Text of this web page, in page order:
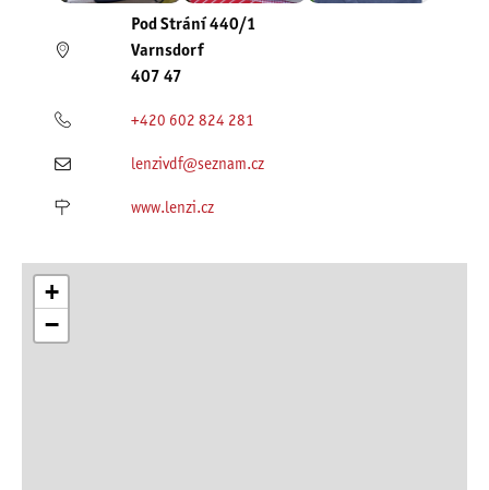
Pod Strání 440/1
Varnsdorf
407 47
+420 602 824 281
lenzivdf@seznam.cz
www.lenzi.cz
+
−